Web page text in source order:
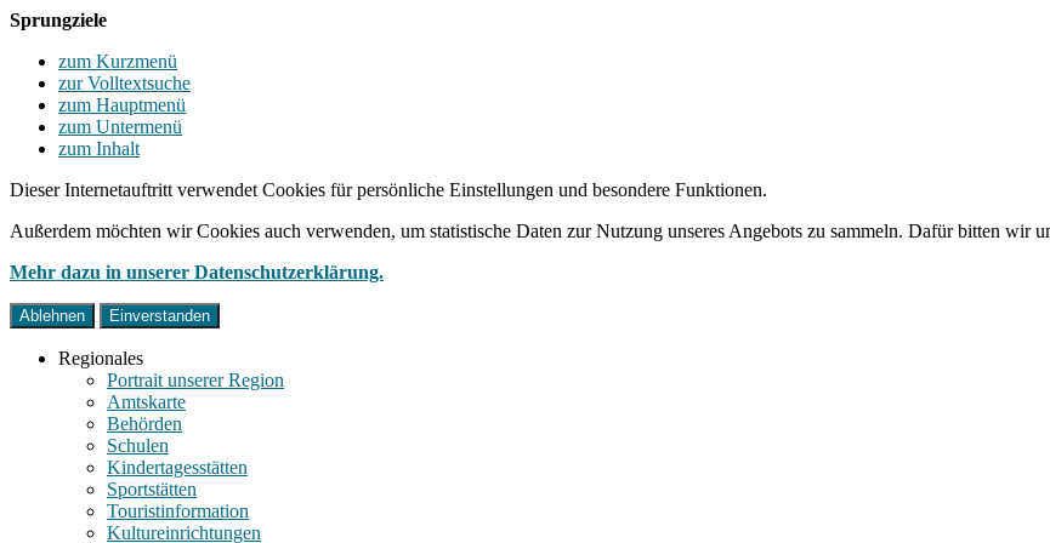
Sprungziele
zum Kurzmenü
zur Volltextsuche
zum Hauptmenü
zum Untermenü
zum Inhalt
Dieser Internetauftritt verwendet Cookies für persönliche Einstellungen und besondere Funktionen.
Außerdem möchten wir Cookies auch verwenden, um statistische Daten zur Nutzung unseres Angebots zu sammeln. Dafür bitten wir
Mehr dazu in unserer Datenschutzerklärung.
Ablehnen Einverstanden
Regionales
Portrait unserer Region
Amtskarte
Behörden
Schulen
Kindertagesstätten
Sportstätten
Touristinformation
Kultureinrichtungen